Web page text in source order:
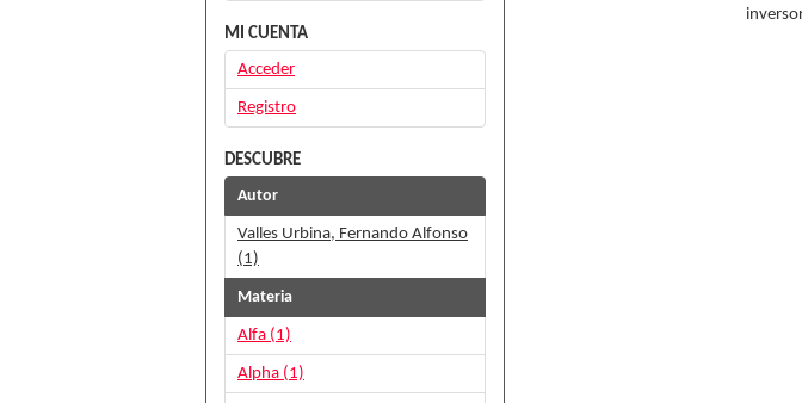
MI CUENTA
Acceder
Registro
DESCUBRE
Autor
Valles Urbina, Fernando Alfonso
(1)
Materia
Alfa (1)
Alpha (1)